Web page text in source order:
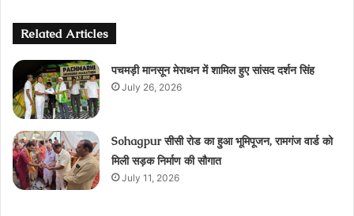
Related Articles
पचमड़ी मानसून मेराथन में शामिल हुए सांसद दर्शन सिंह
July 26, 2026
Sohagpur सीसी रोड का हुआ भूमिपूजन, रामगंज वार्ड को
मिली सड़क निर्माण की सौगात
July 11, 2026